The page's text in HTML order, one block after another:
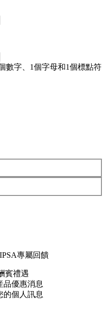
數字、1個字母和1個標點符
專屬回饋
賓禮遇
品優惠消息
的個人訊息